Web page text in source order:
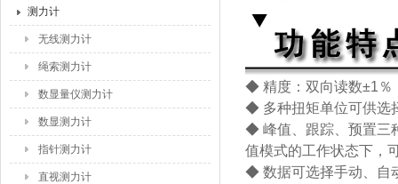
测力计
无线测力计
绳索测力计
数显量仪测力计
数显测力计
指针测力计
直视测力计
◆ 精度：双向读数±1％
◆ 多种扭矩单位可供选
◆ 峰值、跟踪、预置三
值模式的工作状态下，
◆ 数据可选择手动、自